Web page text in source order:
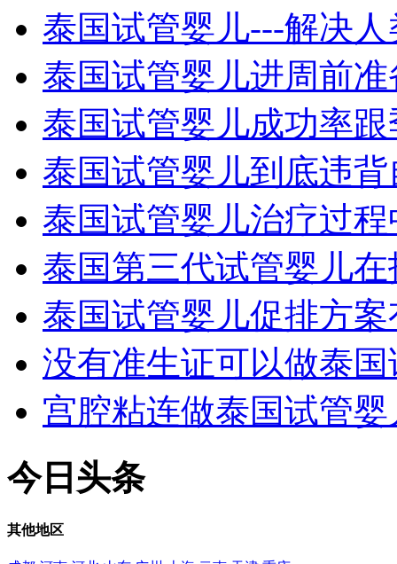
泰国试管婴儿---解决
泰国试管婴儿进周前准
泰国试管婴儿成功率
泰国试管婴儿到底违
泰国试管婴儿治疗过
泰国第三代试管婴儿
泰国试管婴儿促排方
没有准生证可以做泰
宫腔粘连做泰国试管
今日 头条
其他地区